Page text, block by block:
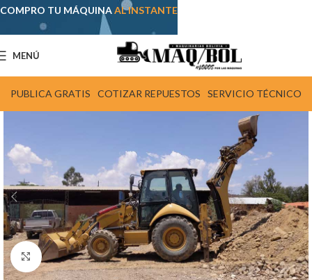
MENÚ
PUBLICA GRATIS COTIZAR REPUESTOS SERVICIO TÉCNICO
Click para agrandar
COMPRO TU MÁQUINAAL INSTANTE